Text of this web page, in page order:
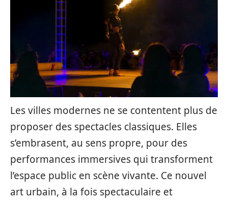
Les villes modernes ne se contentent plus de
proposer des spectacles classiques. Elles
s’embrasent, au sens propre, pour des
performances immersives qui transforment
l’espace public en scène vivante. Ce nouvel
art urbain, à la fois spectaculaire et